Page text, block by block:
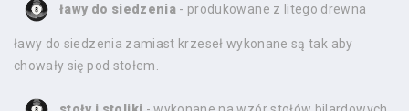
ławy do siedzenia - produkowane z litego drewna
ławy do siedzenia zamiast krzeseł wykonane są tak aby
chowały się pod stołem.